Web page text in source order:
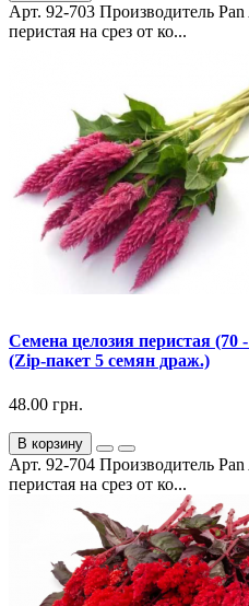
Арт. 92-703 Производитель
перистая на срез от ко...
Семена целозия перистая
(Zip-пакет 5 семян драж.)
48.00 грн.
В корзину
Арт. 92-704 Производитель
перистая на срез от ко...